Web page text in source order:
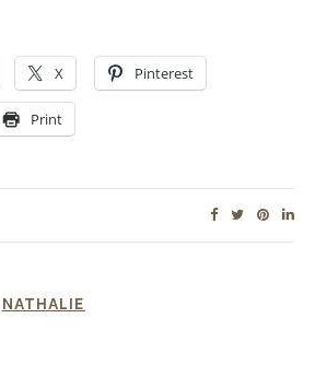
X Pinterest
Print
NATHALIE